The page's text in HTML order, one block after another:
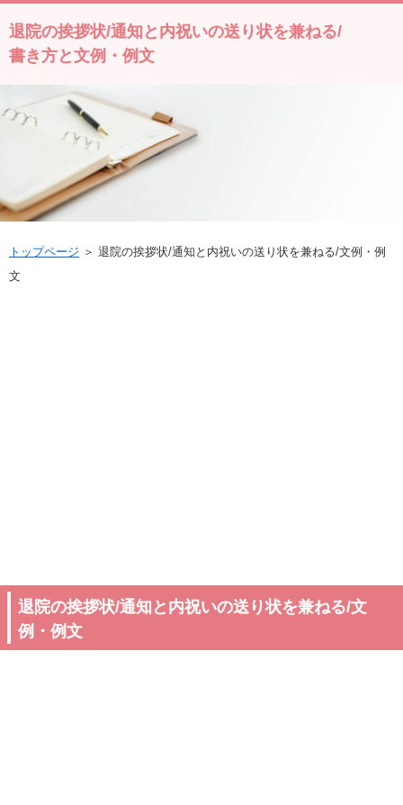
退院の挨拶状/通知と内祝いの送り状を兼ねる/
書き方と文例・例文
トップページ ＞ 退院の挨拶状/通知と内祝いの送り状を兼ねる/文例・例
文
退院の挨拶状/通知と内祝いの送り状を兼ねる/文
例・例文